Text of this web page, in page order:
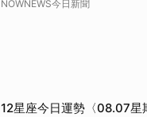
NOWNEWS今日新聞
12星座今日運勢〈08.07星